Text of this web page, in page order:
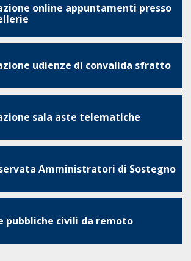
online appuntamenti presso
udienze di convalida sfratto
sala aste telematiche
Amministratori di Sostegno
pubbliche civili da remoto